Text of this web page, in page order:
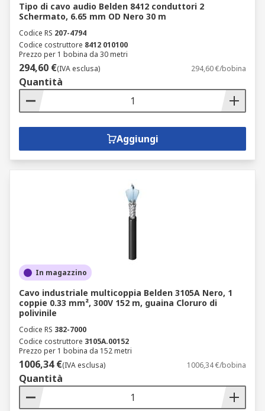
Tipo di cavo audio Belden 8412 conduttori 2
Schermato, 6.65 mm OD Nero 30 m
Codice RS 207-4794
Codice costruttore 8412 010100
Prezzo per 1 bobina da 30 metri
294,60 €(IVA esclusa) 294,60 €/bobina
Quantità
Aggiungi
In magazzino
Cavo industriale multicoppia Belden 3105A Nero, 1
coppie 0.33 mm², 300V 152 m, guaina Cloruro di
polivinile
Codice RS 382-7000
Codice costruttore 3105A.00152
Prezzo per 1 bobina da 152 metri
1006,34 €(IVA esclusa) 1006,34 €/bobina
Quantità